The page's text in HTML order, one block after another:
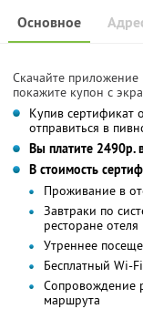
Основное
Скачайте
покажите купон с
Купив сертификат
отправиться в
Вы платите 2490р.
В стоимость
Проживание в
Завтраки по
ресторане отеля
Утреннее
Бесплатный Wi-Fi
Сопровождение
маршрута